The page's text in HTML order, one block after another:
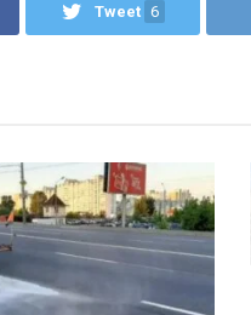
Tweet 6